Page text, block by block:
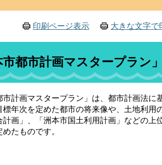
印刷ページ表示 大きな文字で
市都市計画マスタープラン
市計画マスタープラン」は、都市計画法
標年次を定めた都市の将来像や、土地利用
計画」、「洲本市国土利用計画」などの
たものです。